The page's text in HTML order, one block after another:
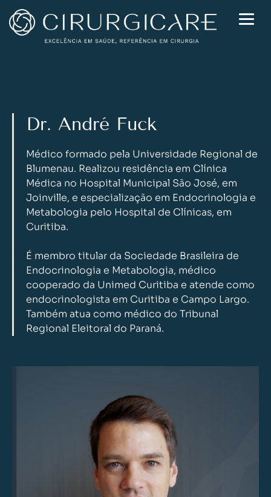
Skip
to
content
Dr. André Fuck
Médico formado pela Universidade Regional de
Blumenau. Realizou residência em Clínica
Médica no Hospital Municipal São José, em
Joinville, e especialização em Endocrinologia e
Metabologia pelo Hospital de Clínicas, em
Curitiba.
É membro titular da Sociedade Brasileira de
Endocrinologia e Metabologia, médico
cooperado da Unimed Curitiba e atende como
endocrinologista em Curitiba e Campo Largo.
Também atua como médico do Tribunal
Regional Eleitoral do Paraná.